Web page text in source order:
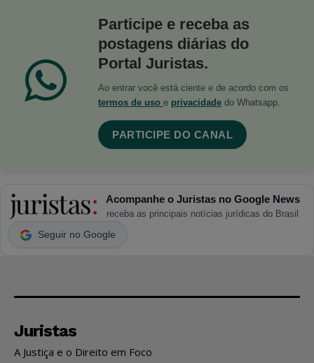
Participe e receba as
postagens diárias do
Portal Juristas.
Ao entrar você está ciente e de acordo com os
termos de uso e privacidade do Whatsapp.
PARTICIPE DO CANAL
Acompanhe o Juristas no Google News
receba as principais notícias jurídicas do Brasil
Seguir no Google
Juristas
A Justiça e o Direito em Foco